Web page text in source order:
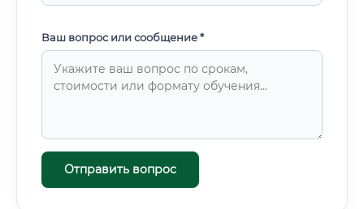
Ваш вопрос или сообщение *
Отправить вопрос